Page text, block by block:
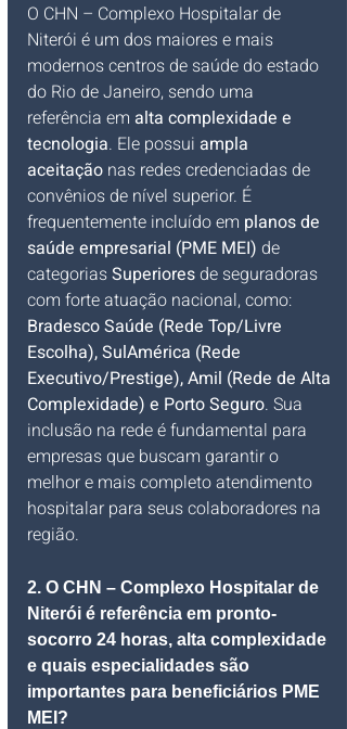
O CHN – Complexo Hospitalar de
Niterói é um dos maiores e mais
modernos centros de saúde do estado
do Rio de Janeiro, sendo uma
referência em alta complexidade e
tecnologia. Ele possui ampla
aceitação nas redes credenciadas de
convênios de nível superior. É
frequentemente incluído em planos de
saúde empresarial (PME MEI) de
categorias Superiores de seguradoras
com forte atuação nacional, como:
Bradesco Saúde (Rede Top/Livre
Escolha), SulAmérica (Rede
Executivo/Prestige), Amil (Rede de Alta
Complexidade) e Porto Seguro. Sua
inclusão na rede é fundamental para
empresas que buscam garantir o
melhor e mais completo atendimento
hospitalar para seus colaboradores na
região.
2. O CHN – Complexo Hospitalar de
Niterói é referência em pronto-
socorro 24 horas, alta complexidade
e quais especialidades são
importantes para beneficiários PME
MEI?